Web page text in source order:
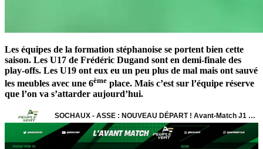
Les équipes de la formation stéphanoise se portent bien cette
saison. Les U17 de Frédéric Dugand sont en demi-finale des
play-offs. Les U19 ont eux eu un peu plus de mal mais ont sauvé
les meubles avec une 6ème place. Mais c’est sur l’équipe réserve
que l’on va s’attarder aujourd’hui.